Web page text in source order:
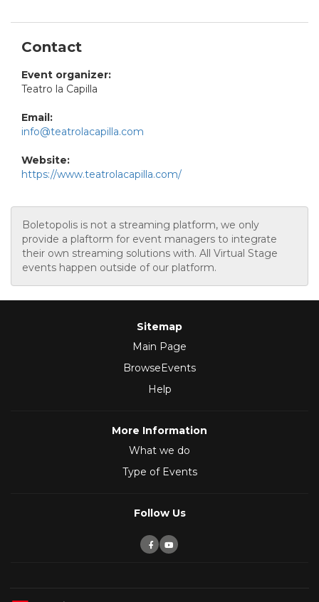
Contact
Event organizer:
Teatro la Capilla
Email:
info@teatrolacapilla.com
Website:
https://www.teatrolacapilla.com/
Boletopolis is not a streaming platform, we only
provide a plaftorm for event managers to integrate
their own streaming solutions with. All Virtual Stage
events happen outside of our platform.
Sitemap
Main Page
BrowseEvents
Help
More Information
What we do
Type of Events
Follow Us